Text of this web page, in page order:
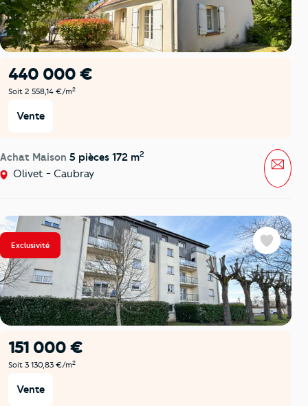
440 000 €
Soit 2 558,14 €/m2
Vente
Achat Maison 5 pièces 172 m2
Olivet - Caubray
Exclusivité
151 000 €
Soit 3 130,83 €/m2
Vente
Favoris